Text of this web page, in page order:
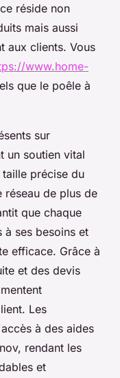
réside non
mais aussi
aux clients. Vous
www.home-
que le poêle à
sur
un soutien vital
précise du
réseau de plus de
que chaque
ses besoins et
efficace. Grâce à
et des devis
Les
à des aides
rendant les
et